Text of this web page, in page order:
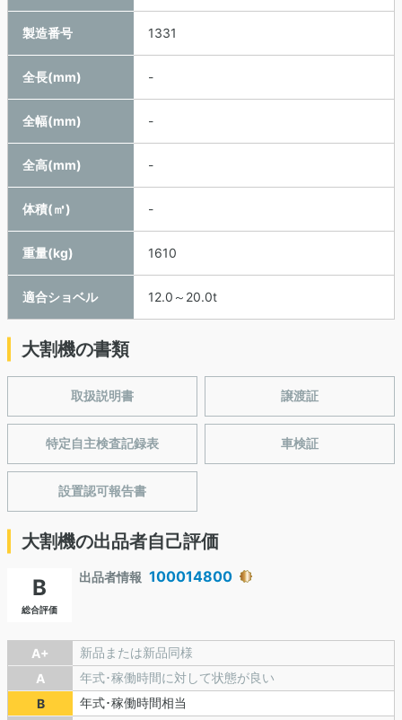
製造番号 1331
全長(mm) -
全幅(mm) -
全高(mm) -
体積(㎥) -
重量(kg) 1610
適合ショベル 12.0～20.0t
大割機の書類
取扱説明書 譲渡証
特定自主検査記録表 車検証
設置認可報告書
大割機の出品者自己評価
B
総合評価
出品者情報 100014800
A+
新品または新品同様
A
年式･稼働時間に対して状態が良い
B
年式･稼働時間相当